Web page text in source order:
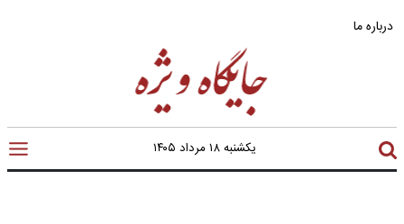
درباره ما
یکشنبه ۱۸ مرداد ۱۴۰۵